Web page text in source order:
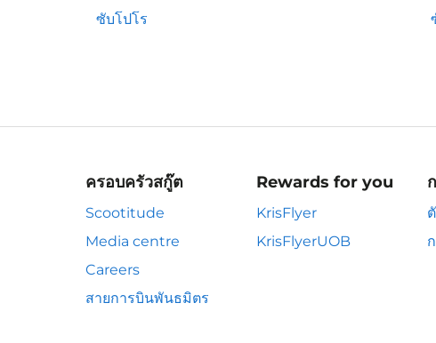
ซับโปโร
ครอบครัวสกู๊ต
Scootitude
Media centre
Careers
สายการบินพันธมิตร
Rewards for you
KrisFlyer
KrisFlyerUOB